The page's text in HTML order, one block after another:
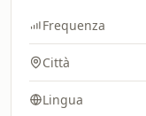
Frequenza
Città
Lingua